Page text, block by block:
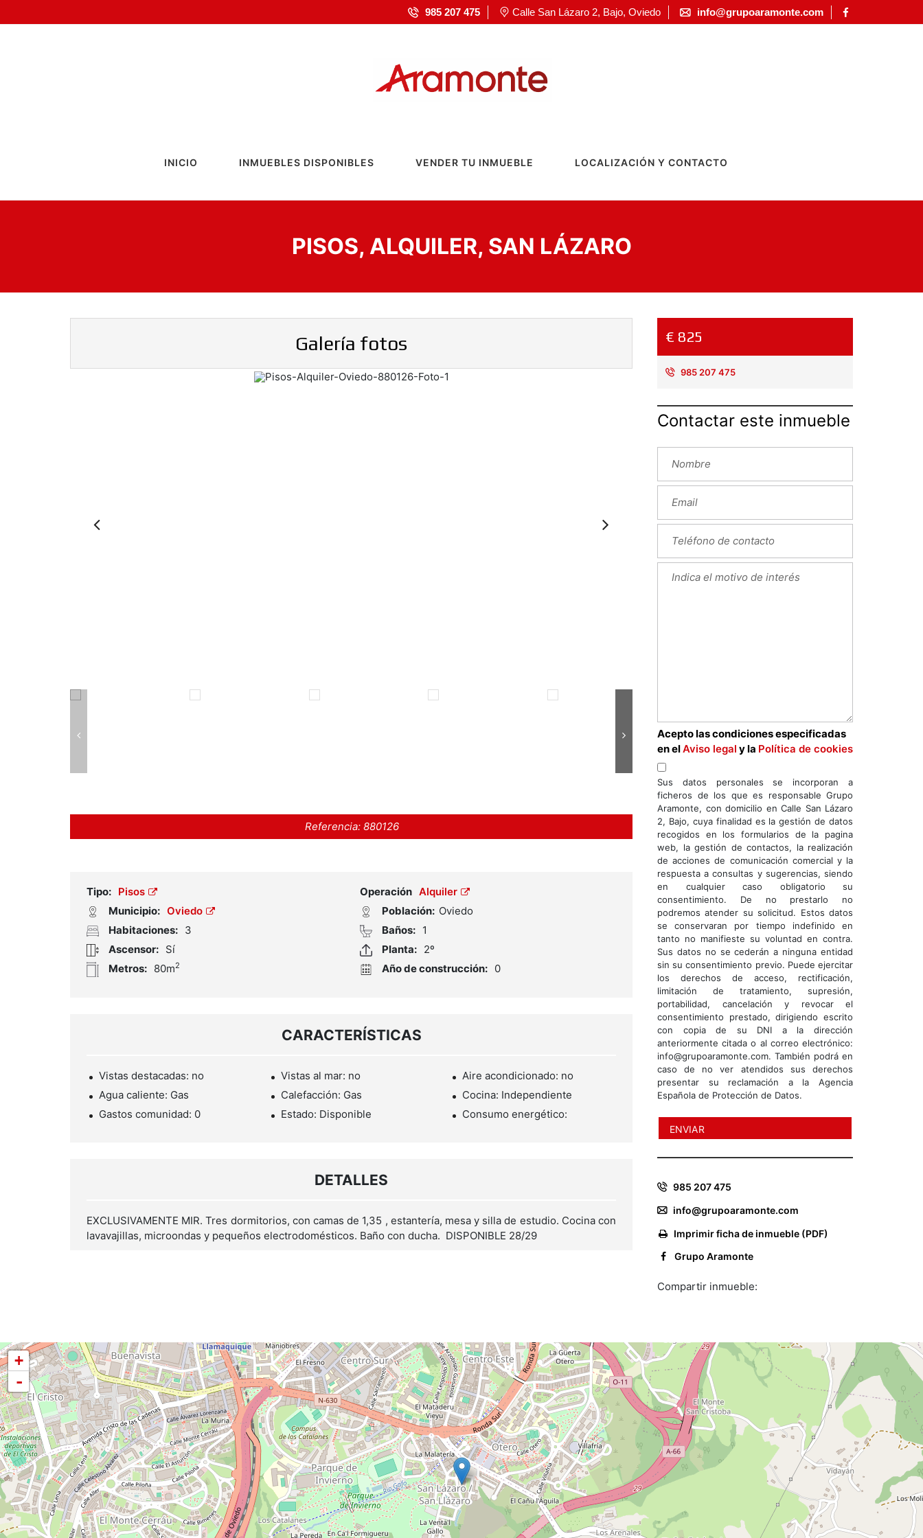
985 207 475 Calle San Lázaro 2, Bajo, Oviedo info@grupoaramonte.com
INICIO INMUEBLES DISPONIBLES VENDER TU INMUEBLE LOCALIZACIÓN Y CONTACTO
PISOS, ALQUILER, SAN LÁZARO
Galería fotos
Next
Referencia: 880126
Tipo: Pisos Operación Alquiler
Municipio: Oviedo Población: Oviedo
Habitaciones: 3 Baños:
1
Ascensor: Sí Planta:
2º
Metros: 80m2 Año de construcción: 0
CARACTERÍSTICAS
Vistas destacadas: no Vistas al mar: no
Aire acondicionado: no
Agua caliente: Gas
Calefacción: Gas
Cocina: Independiente
Gastos comunidad: 0
Estado: Disponible Consumo energético:
DETALLES
EXCLUSIVAMENTE MIR. Tres dormitorios, con camas de 1,35 , estantería, mesa y silla de estudio. Cocina con
lavavajillas, microondas y pequeños electrodomésticos. Baño con ducha. DISPONIBLE 28/29
€ 825
985 207 475
Contactar este inmueble
Acepto las condiciones especificadas
en elAviso legal y la Política de cookies
Sus datos personales se incorporan a
ficheros de los que es responsable Grupo
Aramonte, con domicilio en Calle San Lázaro
2, Bajo, cuya finalidad es la gestión de datos
recogidos en los formularios de la pagina
web, la gestión de contactos, la realización
de acciones de comunicación comercial y la
respuesta a consultas y sugerencias, siendo
en cualquier caso obligatorio su
consentimiento. De no prestarlo no
podremos atender su solicitud. Estos datos
se conservaran por tiempo indefinido en
tanto no manifieste su voluntad en contra.
Sus datos no se cederán a ninguna entidad
sin su consentimiento previo. Puede ejercitar
los derechos de acceso, rectificación,
limitación de tratamiento, supresión,
portabilidad, cancelación y revocar el
consentimiento prestado, dirigiendo escrito
con copia de su DNI a la dirección
anteriormente citada o al correo electrónico:
info@grupoaramonte.com. También podrá en
caso de no ver atendidos sus derechos
presentar su reclamación a la Agencia
Española de Protección de Datos.
985 207 475
info@grupoaramonte.com
Imprimir ficha de inmueble (PDF)
Grupo Aramonte
Compartir inmueble:
+
-